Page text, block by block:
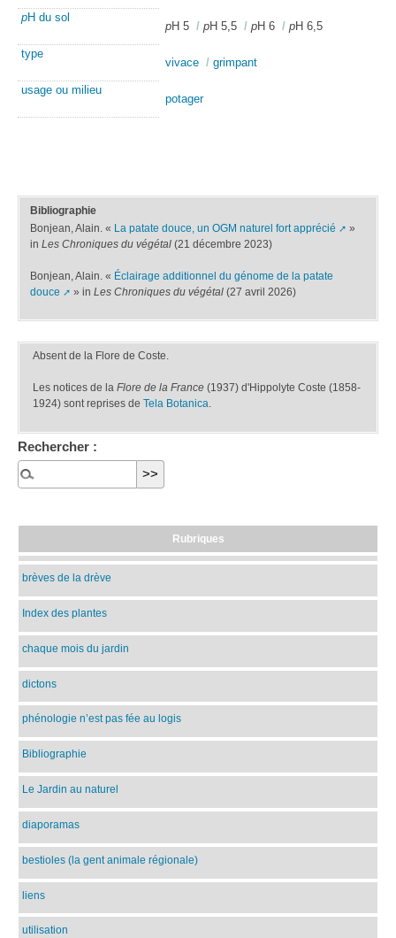
pH du sol
pH 5 / pH 5,5 / pH 6 / pH 6,5
type
vivace / grimpant
usage ou milieu
potager
Bibliographie
Bonjean, Alain. « La patate douce, un OGM naturel fort apprécié
»
inLes Chroniques du végétal (21 décembre 2023)
Bonjean, Alain. « Éclairage additionnel du génome de la patate
douce
» inLes Chroniques du végétal (27 avril 2026)
Absent de la Flore de Coste.
Les notices de laFlore de la France (1937) d'Hippolyte Coste (1858-
1924) sont reprises deTela Botanica.
Rechercher :
Rubriques
brèves de la drève
Index des plantes
chaque mois du jardin
dictons
phénologie n’est pas fée au logis
Bibliographie
Le Jardin au naturel
diaporamas
bestioles (la gent animale régionale)
liens
utilisation